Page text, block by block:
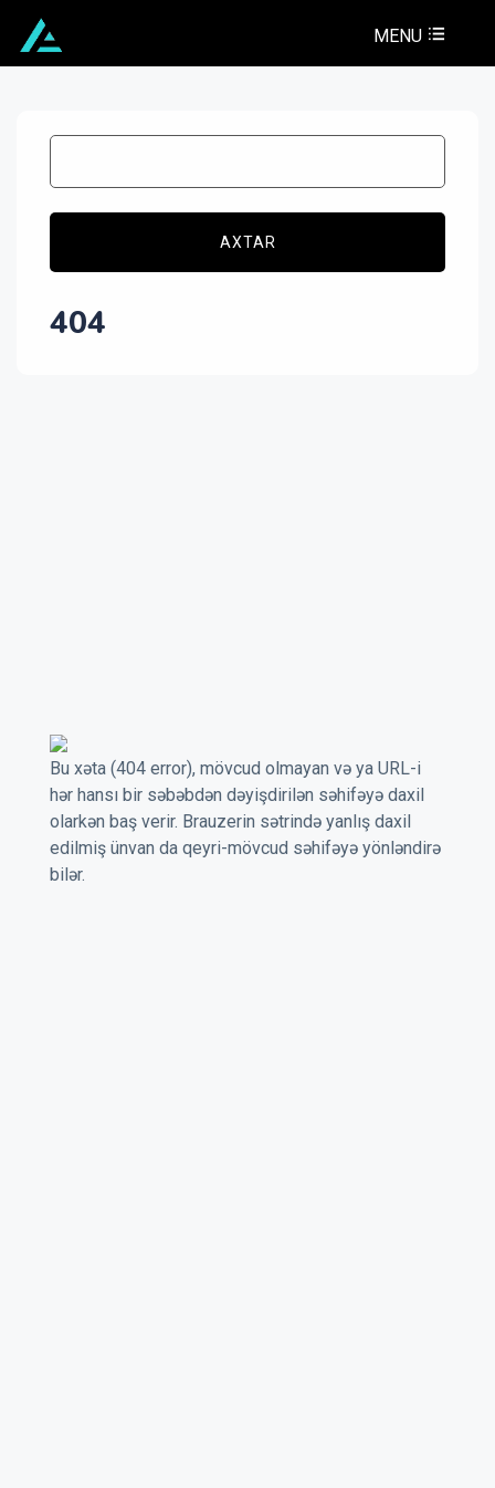
MENU
AXTAR
404
Bu xəta (404 error), mövcud olmayan və ya URL-i
hər hansı bir səbəbdən dəyişdirilən səhifəyə daxil
olarkən baş verir. Brauzerin sətrində yanlış daxil
edilmiş ünvan da qeyri-mövcud səhifəyə yönləndirə
bilər.